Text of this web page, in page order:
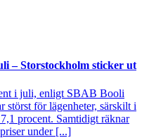
– Storstockholm sticker ut
i juli, enligt SBAB Booli
störst för lägenheter, särskilt i
procent. Samtidigt räknar
under [...]